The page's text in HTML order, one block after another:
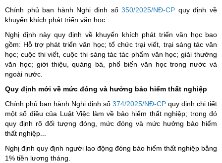
Chính phủ ban hành Nghị định số350/2025/NĐ-CP quy định về
khuyến khích phát triển văn học.
Nghị định này quy định về khuyến khích phát triển văn học bao
gồm: Hỗ trợ phát triển văn học; tổ chức trại viết, trại sáng tác văn
học; cuộc thi viết, cuộc thi sáng tác tác phẩm văn học; giải thưởng
văn học; giới thiệu, quảng bá, phổ biến văn học trong nước và
ngoài nước.
Quy định mới về mức đóng và hưởng bảo hiểm thất nghiệp
Chính phủ ban hành Nghị định số 374/2025/NĐ-CP quy định chi tiết
một số điều của Luật Việc làm về bảo hiểm thất nghiệp; trong đó
quy định rõ đối tượng đóng, mức đóng và mức hưởng bảo hiểm
thất nghiệp...
Nghị định quy định người lao động đóng bảo hiểm thất nghiệp bằng
1% tiền lương tháng.